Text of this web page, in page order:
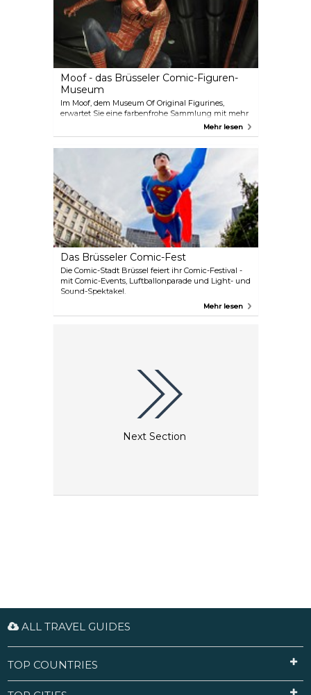
Moof - das Brüsseler Comic-Figuren-
Museum
Im Moof, dem Museum Of Original Figurines,
erwartet Sie eine farbenfrohe Sammlung mit mehr
Originalzeichnungen aus der bunten Welt der
Mehr lesen
Das Brüsseler Comic-Fest
Die Comic-Stadt Brüssel feiert ihr Comic-Festival -
mit Comic-Events, Luftballonparade und Light- und
Sound-Spektakel.
Mehr lesen
Next Section
ALL TRAVEL GUIDES
TOP COUNTRIES